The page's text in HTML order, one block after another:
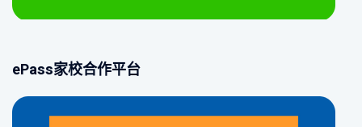
ePass家校合作平台